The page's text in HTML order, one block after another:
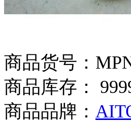
商品货号：
商品库存：
商品品牌：